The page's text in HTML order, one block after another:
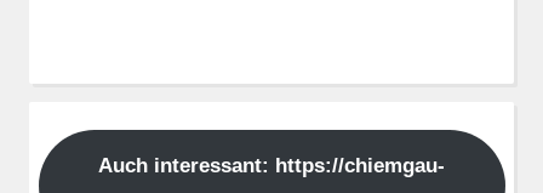
Auch interessant: https://chiemgau-